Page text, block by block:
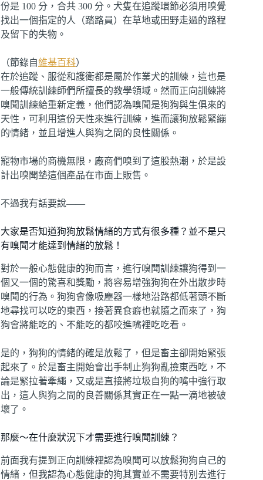
份是 100 分，合共 300 分。犬隻在追蹤環節必須用嗅覺
找出一個指定的人（踏路員）在草地或田野走過的路程
及留下的失物。
（節錄自維基百科）
在於追蹤、服從和護衛都是屬於作業犬的訓練，這也是
一般傳統訓練師們所擅長的教學領域。然而正向訓練將
嗅聞訓練給重新定義，他們認為嗅聞是狗狗與生俱來的
天性，可利用這份天性來進行訓練，進而讓狗放鬆緊繃
的情緒，並且增進人與狗之間的良性關係。
寵物市場的商機無限，廠商們嗅到了這股熱潮，於是設
計出嗅聞墊這個產品在市面上販售。
不過我有話要說——
大家是否知道狗狗放鬆情緒的方式有很多種？並不是只
有嗅聞才能達到情緒的放鬆！
對於一般心態健康的狗而言，進行嗅聞訓練讓狗得到一
個又一個的驚喜和獎勵，將容易增強狗狗在外出散步時
嗅聞的行為。狗狗會像吸塵器一樣地沿路都低著頭不斷
地尋找可以吃的東西，接著異食癖也就隨之而來了，狗
狗會將能吃的、不能吃的都咬進嘴裡吃吃看。
是的，狗狗的情緒的確是放鬆了，但是畜主卻開始緊張
起來了。於是畜主開始會出手制止狗狗亂撿東西吃，不
論是緊拉著牽繩，又或是直接將垃圾自狗的嘴中強行取
出，這人與狗之間的良善關係其實正在一點一滴地被破
壞了。
那麼～在什麼狀況下才需要進行嗅聞訓練？
前面我有提到正向訓練裡認為嗅聞可以放鬆狗狗自己的
情緒，但我認為心態健康的狗其實並不需要特別去進行